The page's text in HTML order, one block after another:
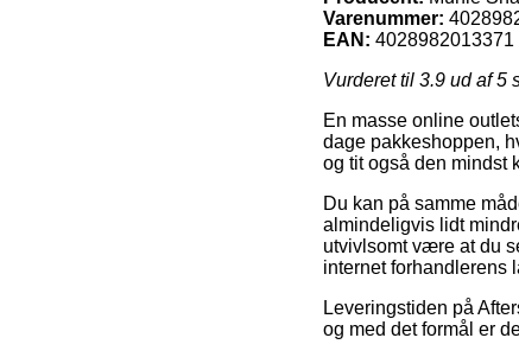
Varenummer:
EAN: 4028982013371
Vurderet til 3.9 ud af 5
En masse online
dage pakkeshoppen,
og tit også den mindst
Du kan på samme
almindeligvis lidt
utvivlsomt være at du
internet forhandlerens
Leveringstiden på
og med det formål er